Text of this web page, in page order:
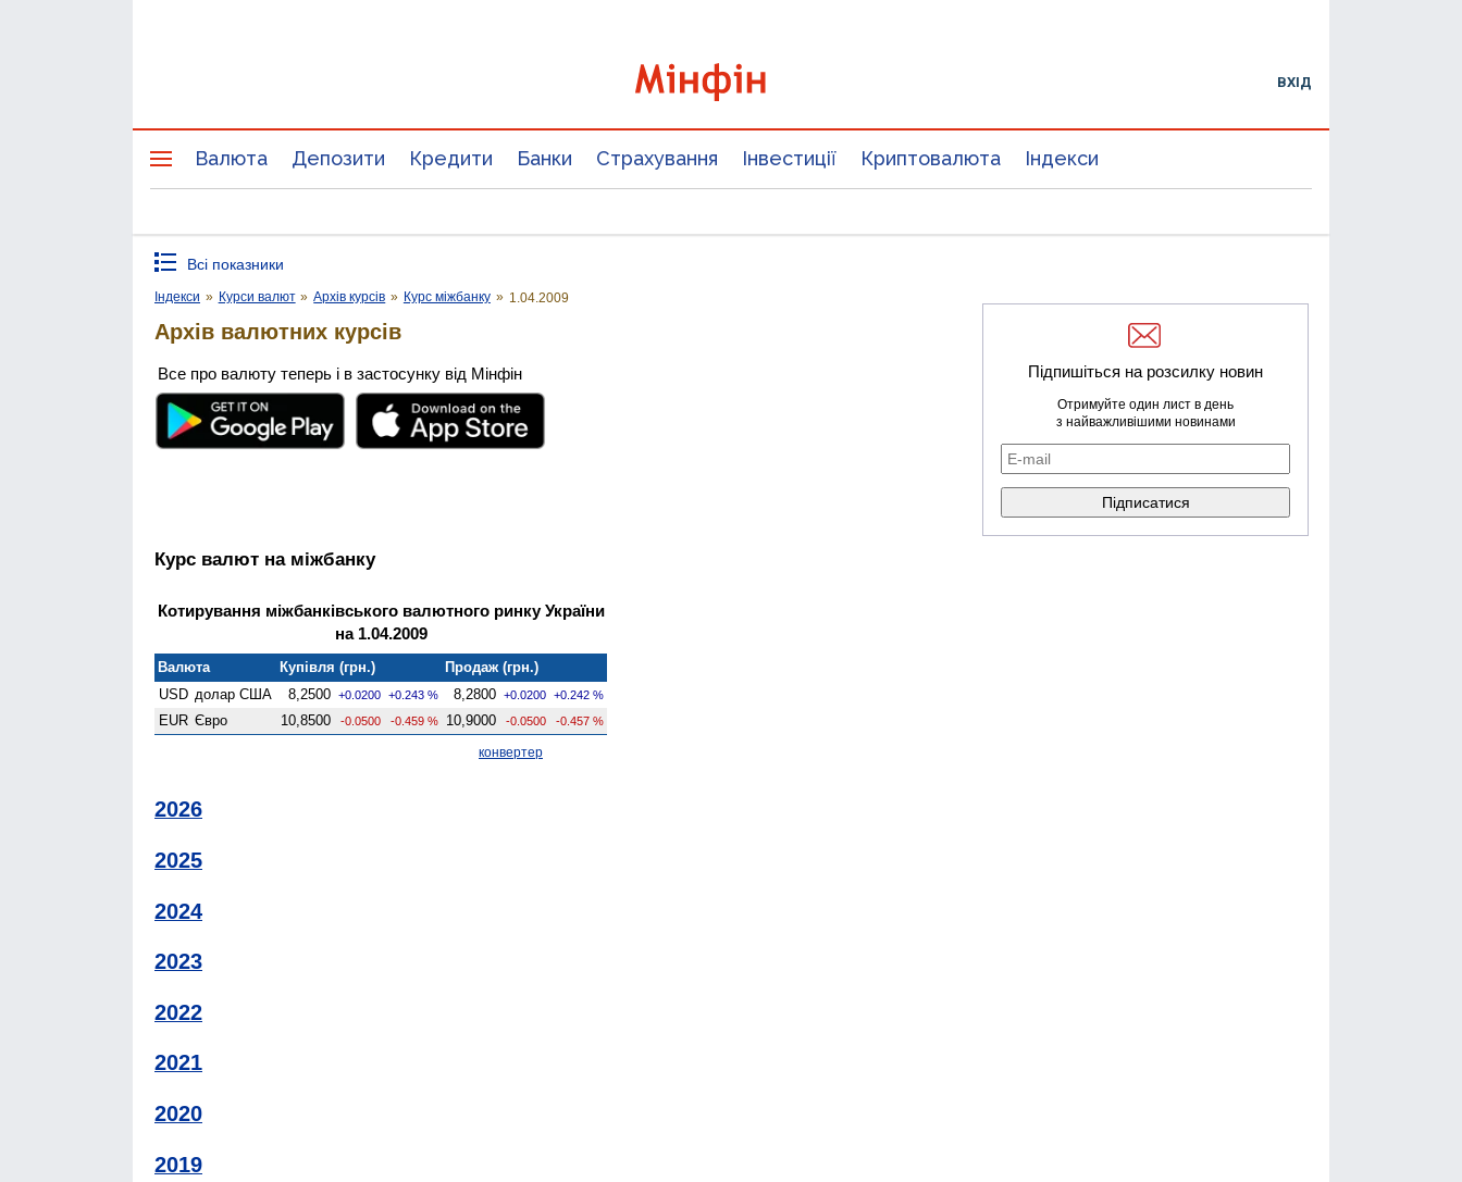
ВХІД
Валюта Депозити Кредити Банки Страхування Інвестиції Криптовалюта Індекси
Всі показники
Індекси » Курси валют » Архів курсів » Курс міжбанку » 1.04.2009
Архів валютних курсів
Все про валюту теперь і в застосунку від Мінфін
Курс валют на міжбанку
Котирування міжбанківського валютного ринку України
на 1.04.2009
Валюта Купівля (грн.)
Продаж (грн.)
USD долар США 8,2500 +0.0200 +0.243 % 8,2800 +0.0200 +0.242 %
EUR Євро 10,8500 -0.0500 -0.459 % 10,9000 -0.0500 -0.457 %
конвертер
2026
2025
2024
2023
2022
2021
2020
2019
Підпишіться на розсилку новин
Отримуйте один лист в день
з найважливішими новинами